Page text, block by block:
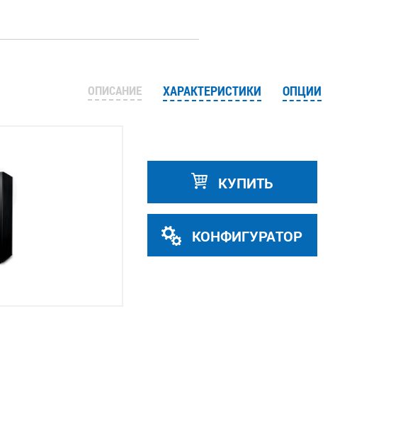
ОПИСАНИЕ ХАРАКТЕРИСТИКИ ОПЦИИ
КУПИТЬ
КОНФИГУРАТОР